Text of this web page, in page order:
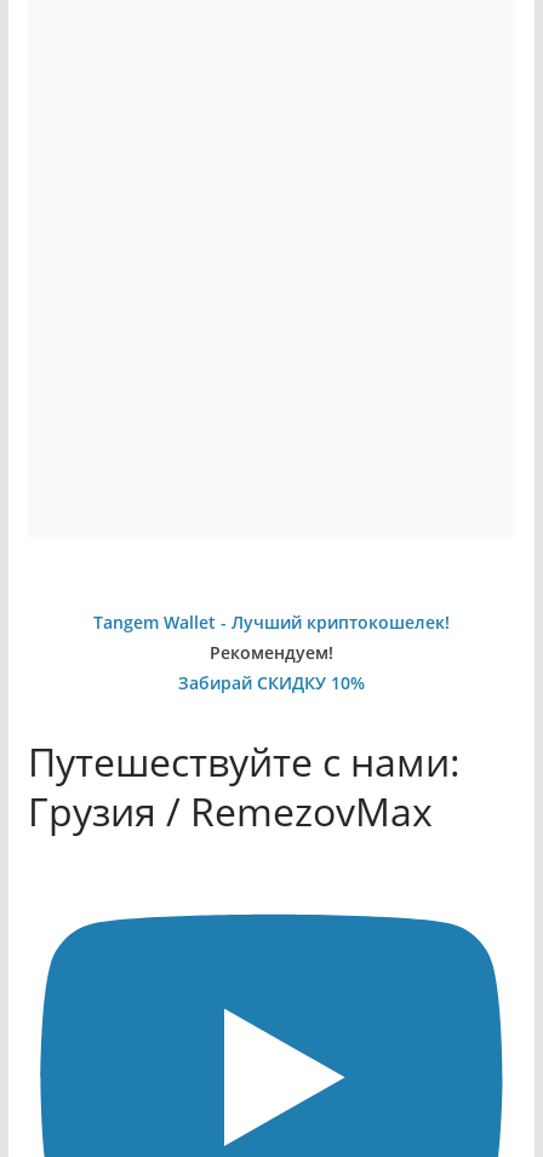
Tangem Wallet - Лучший криптокошелек!
Рекомендуем!
Забирай СКИДКУ 10%
Путешествуйте с нами:
Грузия / RemezovMax